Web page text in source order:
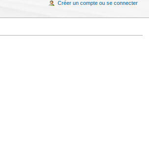
Créer un compte ou se connecter